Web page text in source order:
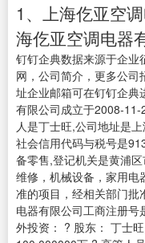
1、上海仡亚空
海仡亚空调电器
钉钉企典数据来源于企业
网，公司简介，更多公
址企业邮箱可在钉钉企典
有限公司成立于2008-
人是丁士旺,公司地址是
社会信用代码与税号是
备零售,登记机关是黄浦
维修，机械设备，家用电
准的项目，经相关部门批
电器有限公司工商注册
外投资： ? 股东： 丁士